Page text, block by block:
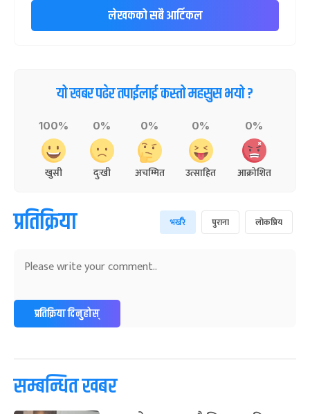
लेखकको सबै आर्टिकल
यो खबर पढेर तपाईलाई कस्तो महसुस भयो ?
100%
खुसी
0%
दुःखी
0%
अचम्मित
0%
उत्साहित
0%
आक्रोशित
प्रतिक्रिया भर्खरै पुराना लोकप्रिय
प्रतिक्रिया दिनुहोस्
सम्बन्धित खबर